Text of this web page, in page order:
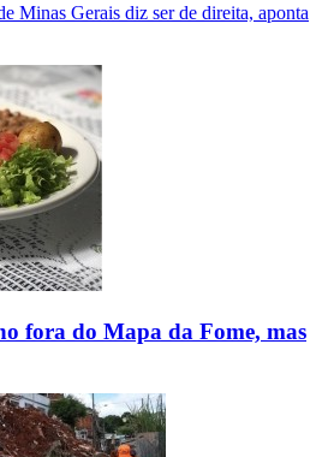
Minas Gerais diz ser de direita, aponta
fora do Mapa da Fome, mas